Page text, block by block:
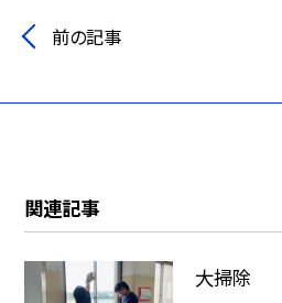
前の記事
関連記事
大掃除